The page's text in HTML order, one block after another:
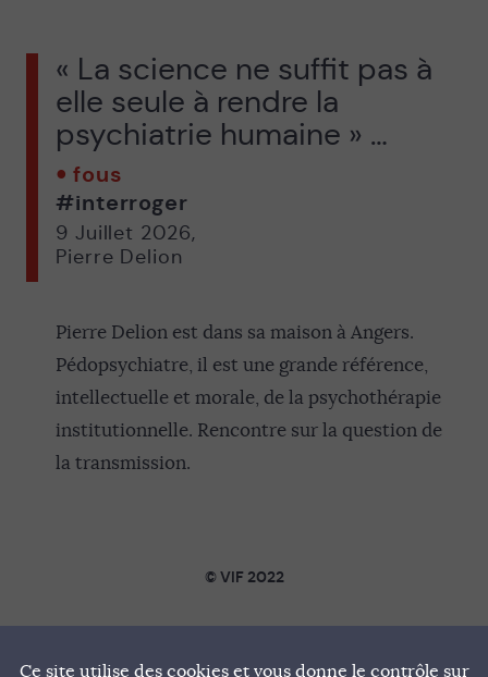
« La science ne suffit pas à
elle seule à rendre la
psychiatrie humaine » …
fous
#interroger
9 Juillet 2026,
Pierre Delion
Pierre Delion est dans sa maison à Angers.
Pédopsychiatre, il est une grande référence,
intellectuelle et morale, de la psychothérapie
institutionnelle. Rencontre sur la question de
la transmission.
© VIF 2022
SOUTENIR VIF
Ce site utilise des cookies et vous donne le contrôle sur